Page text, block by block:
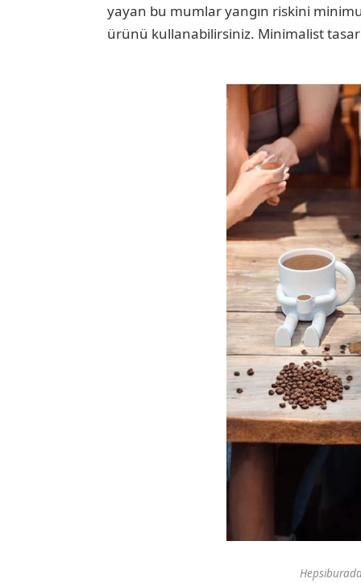
yayan bu mumlar yangın riskini
ürünü kullanabilirsiniz. Minimalist